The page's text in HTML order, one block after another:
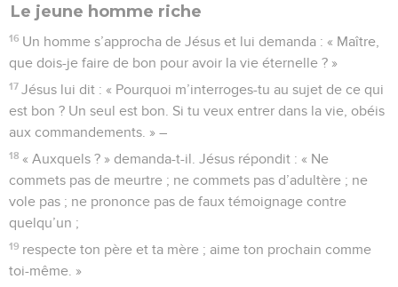
Le jeune homme riche
16 Un homme s’approcha de Jésus et lui demanda : « Maître,
que dois-je faire de bon pour avoir la vie éternelle ? »
17 Jésus lui dit : « Pourquoi m’interroges-tu au sujet de ce qui
est bon ? Un seul est bon. Si tu veux entrer dans la vie, obéis
aux commandements. » –
18 « Auxquels ? » demanda-t-il. Jésus répondit : « Ne
commets pas de meurtre ; ne commets pas d’adultère ; ne
vole pas ; ne prononce pas de faux témoignage contre
quelqu’un ;
19 respecte ton père et ta mère ; aime ton prochain comme
toi-même. »